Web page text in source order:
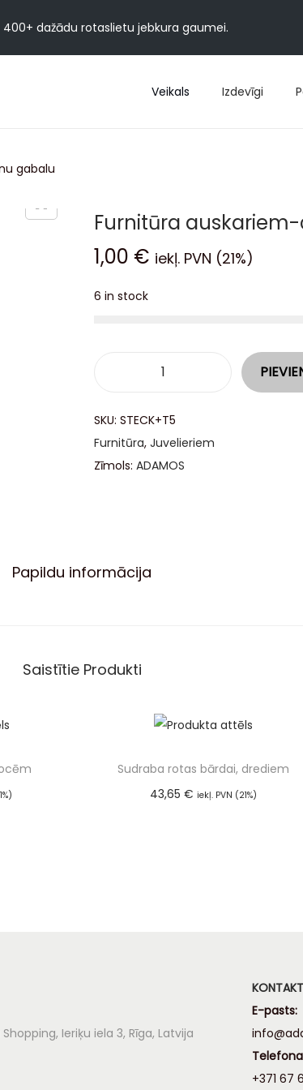
400+ dažādu rotaslietu jebkura gaumei.
Veikals Izdevīgi
gabalu
Furnitūra
1,00 € iekļ. PVN (21%)
6 in stock
SKU: STECK+T5
Furnitūra, Juvelieriem
Zīmols: ADAMOS
Papildu informācija
Saistītie Produkti
Sudraba rotas bārdai, drediem
43,65 € iekļ. PVN (21%)
Ieriķu iela 3, Rīga, Latvija
E-pasts:
+371 67